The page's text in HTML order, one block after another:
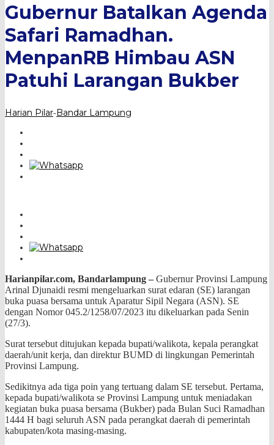
Gubernur Batalkan Agenda
Safari Ramadhan.
MenpanRB Himbau ASN
Patuhi Larangan Bukber
Harian Pilar-Bandar Lampung
Harianpilar.com, Bandarlampung – Gubernur Provinsi Lampung
Arinal Djunaidi resmi mengeluarkan surat edaran (SE) larangan
buka puasa bersama untuk Aparatur Sipil Negara (ASN). SE
dengan Nomor 045.2/1258/07/2023 itu dikeluarkan pada Senin
(27/3).
Surat tersebut ditujukan kepada bupati/walikota, kepala perangkat
daerah/unit kerja, dan direktur BUMD di lingkungan Pemerintah
Provinsi Lampung.
Sedikitnya ada tiga poin yang tertuang dalam SE tersebut. Pertama,
kepada bupati/walikota se Provinsi Lampung untuk meniadakan
kegiatan buka puasa bersama (Bukber) pada Bulan Suci Ramadhan
1444 H bagi seluruh ASN pada perangkat daerah di pemerintah
kabupaten/kota masing-masing.